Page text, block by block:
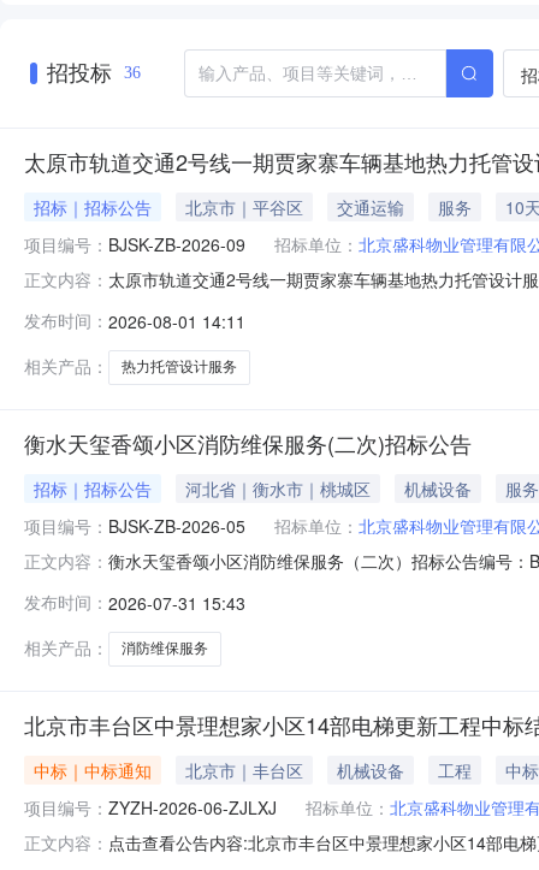
招投标 36
太原市轨道交通2号线一期贾家寨车辆基地热力托管
招标｜招标公告 北京市｜平谷区 交通运输 服务
10
项目编号： BJSK-ZB-2026-09 招标单位： 北京盛科物业管理有限
正文内容： 太原市轨道交通2号线一期贾家寨车辆基地热力托管设计
开招标。二、项目概况和招标范围规模：太原市轨道交
及出图、电力计算书、供热计算
发布时间： 2026-08-01 14:11
相关产品：
热力托管设计服务
衡水天玺香颂小区消防维保服务(二次)招标公告
招标｜招标公告 河北省｜衡水市｜桃城区 机械设备
服务
项目编号： BJSK-ZB-2026-05 招标单位： 北京盛科物业管理有限
正文内容： 衡水天玺香颂小区消防维保服务（二次）招标公告编号
市桃城区红旗南大街1469号，系世界500强央企中国中
万平方米。二
发布时间： 2026-07-31 15:43
相关产品：
消防维保服务
北京市丰台区中景理想家小区14部电梯更新工程中标
中标｜中标通知 北京市｜丰台区 机械设备 工程
中
项目编号： ZYZH-2026-06-ZJLXJ 招标单位： 北京盛科物业管理
正文内容： 点击查看公告内容:北京市丰台区中景理想家小区14部电